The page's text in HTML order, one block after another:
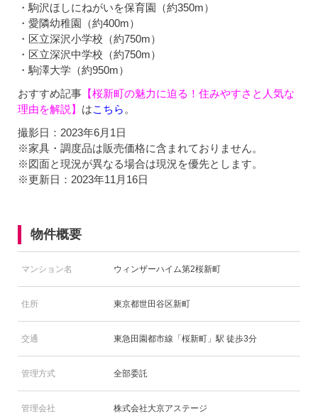
・駒沢ほしにねがいを保育園（約350m）
・愛隣幼稚園（約400m）
・区立深沢小学校（約750m）
・区立深沢中学校（約750m）
・駒澤大学（約950m）
おすすめ記事 【桜新町の魅力に迫る！住みやすさと人気な
理由を解説】 はこちら 。
撮影日：2023年6月1日
※家具・調度品は販売価格に含まれておりません。
※図面と現況が異なる場合は現況を優先とします。
※更新日：2023年11月16日
物件概要
マンション名 ウィンザーハイム第2桜新町
住所 東京都世田谷区新町
交通 東急田園都市線「桜新町」駅 徒歩3分
管理方式 全部委託
管理会社 株式会社大京アステージ